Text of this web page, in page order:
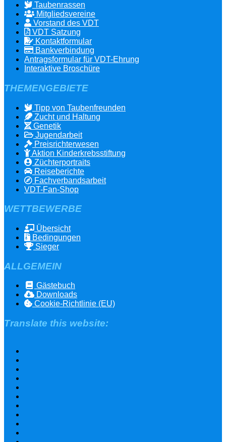
Taubenrassen
Mitgliedsvereine
Vorstand des VDT
VDT Satzung
Kontaktformular
Bankverbindung
Antragsformular für VDT-Ehrung
Interaktive Broschüre
THEMENGEBIETE
Tipp von Taubenfreunden
Zucht und Haltung
Genetik
Jugendarbeit
Preisrichterwesen
Aktion Kinderkrebsstiftung
Züchterportraits
Reiseberichte
Fachverbandsarbeit
VDT-Fan-Shop
WETTBEWERBE
Übersicht
Bedingungen
Sieger
ALLGEMEIN
Gästebuch
Downloads
Cookie-Richtlinie (EU)
Translate this website: